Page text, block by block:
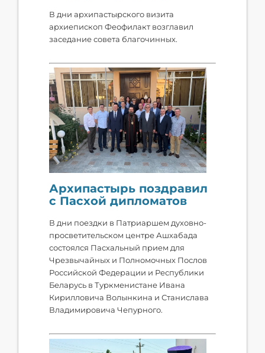
В дни архипастырского визита
архиепископ Феофилакт возглавил
заседание совета благочинных.
Архипастырь поздравил
с Пасхой дипломатов
В дни поездки в Патриаршем духовно-
просветительском центре Ашхабада
состоялся Пасхальный прием для
Чрезвычайных и Полномочных Послов
Российской Федерации и Республики
Беларусь в Туркменистане Ивана
Кирилловича Волынкина и Станислава
Владимировича Чепурного.